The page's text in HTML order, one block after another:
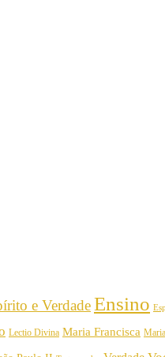
e VerdadeEnsino
Lectio Divina Maria Francisca